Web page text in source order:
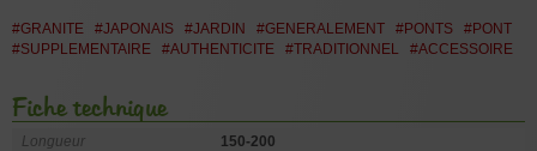
#GRANITE #JAPONAIS #JARDIN #GENERALEMENT #PONTS
#PONT
#SUPPLEMENTAIRE
#AUTHENTICITE #TRADITIONNEL #ACCESSOIRE
Fiche technique
Longueur 150-200